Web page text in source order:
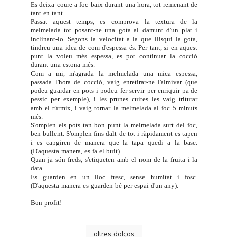
Es deixa coure a foc baix durant una hora, tot remenant de
tant en tant.
Passat aquest temps, es comprova la textura de la
melmelada tot posant-ne una gota al damunt d'un plat i
inclinant-lo. Segons la velocitat a la que llisqui la gota,
tindreu una idea de com d'espessa és. Per tant, si en aquest
punt la voleu més espessa, es pot continuar la cocció
durant una estona més.
Com a mi, m'agrada la melmelada una mica espessa,
passada l'hora de cocció, vaig enretirar-ne l'almívar (que
podeu guardar en pots i podeu fer servir per enriquir pa de
pessic per exemple), i les prunes cuites les vaig triturar
amb el túrmix, i vaig tornar la melmelada al foc 5 minuts
més.
S'omplen els pots tan bon punt la melmelada surt del foc,
ben bullent. S'omplen fins dalt de tot i ràpidament es tapen
i es capgiren de manera que la tapa quedi a la base.
(D'aquesta manera, es fa el buit).
Quan ja són freds, s'etiqueten amb el nom de la fruita i la
data.
Es guarden en un lloc fresc, sense humitat i fosc.
(D'aquesta manera es guarden bé per espai d'un any).
Bon profit!
altres dolços